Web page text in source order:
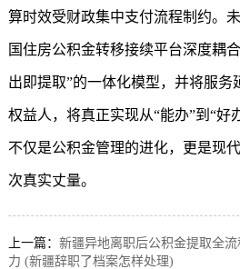
算时效受财政集中支付流程制约。
国住房公积金转移接续平台深度耦
出即提取”的一体化模型，并将服务
权益人，将真正实现从“能办”到“好
不仅是公积金管理的进化，更是现
次真实丈量。
上一篇： 新疆异地离职后公积金提取全
力 (新疆辞职了档案怎样处理)